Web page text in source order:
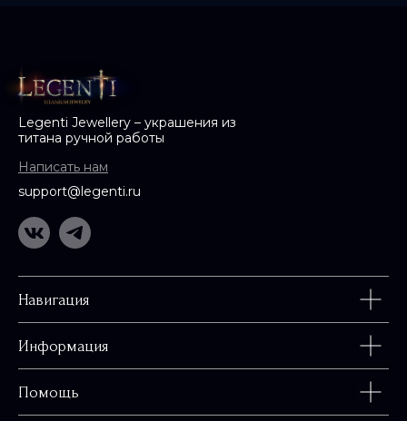
Legenti Jewellery – украшения из
титана ручной работы
Написать нам
support@legenti.ru
Навигация
Информация
Помощь